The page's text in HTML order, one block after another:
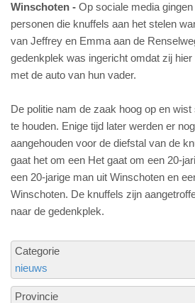
Winschoten
Op sociale media
personen die knuffels aan het stelen
van Jeffrey en Emma aan de
gedenkplek was ingericht omdat zij
met de auto van hun vader.
De politie nam de zaak hoog op en
te houden. Enige tijd later werden er
aangehouden voor de diefstal van de
gaat het om een Het gaat om een 20-
een 20-jarige man uit Winschoten en
Winschoten. De knuffels zijn
naar de gedenkplek.
Categorie
nieuws
Provincie